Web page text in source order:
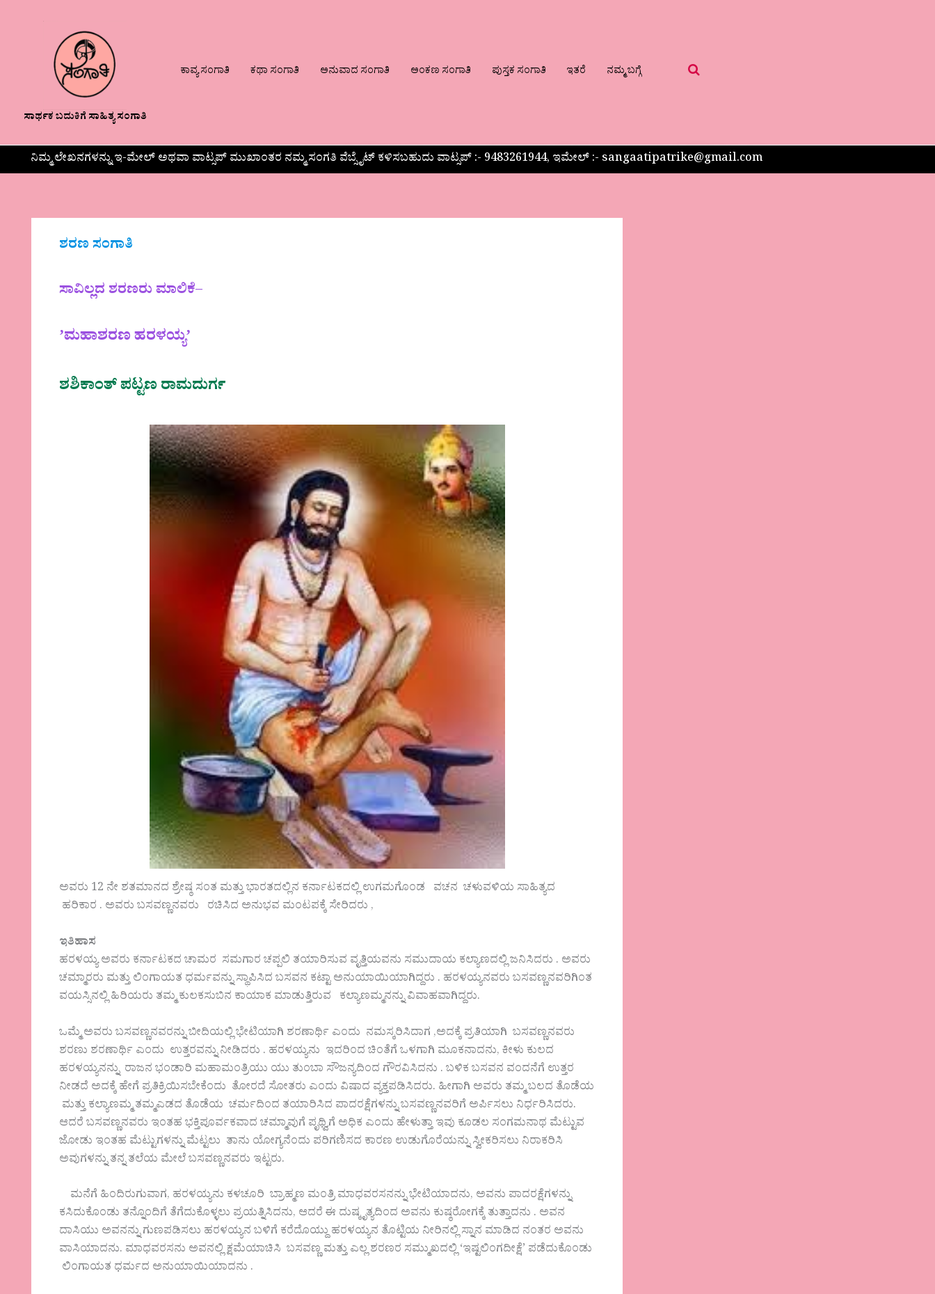
ಸಾರ್ಥಕ ಬದುಕಿಗೆ ಸಾಹಿತ್ಯ ಸಂಗಾತಿ
ಕಾವ್ಯ ಸಂಗಾತಿ ಕಥಾ ಸಂಗಾತಿ ಅನುವಾದ ಸಂಗಾತಿ ಅಂಕಣ ಸಂಗಾತಿ ಪುಸ್ತಕ ಸಂಗಾತಿ ಇತರೆ ನಮ್ಮ ಬಗ್ಗೆ
ನಿಮ್ಮ ಲೇಖನಗಳನ್ನು ಇ-ಮೇಲ್ ಅಥವಾ ವಾಟ್ಸಪ್ ಮುಖಾಂತರ ನಮ್ಮ ಸಂಗತಿ ವೆಬ್ಸೈಟ್ ಕಳಿಸಬಹುದು ವಾಟ್ಸಪ್‌ :- 9483261944, ಇಮೇಲ್ :- sangaatipatrike@gmail.com
ಶರಣ ಸಂಗಾತಿ
ಸಾವಿಲ್ಲದ ಶರಣರು ಮಾಲಿಕೆ–
ʼಮಹಾಶರಣ ಹರಳಯ್ಯʼ
ಶಶಿಕಾಂತ್‌ ಪಟ್ಟಣ ರಾಮದುರ್ಗ
ಅವರು 12 ನೇ ಶತಮಾನದ ಶ್ರೇಷ್ಠ ಸಂತ ಮತ್ತು ಭಾರತದಲ್ಲಿನ ಕರ್ನಾಟಕದಲ್ಲಿ ಉಗಮಗೊಂಡ ವಚನ ಚಳುವಳಿಯ ಸಾಹಿತ್ಯದ
ಹರಿಕಾರ . ಅವರು ಬಸವಣ್ಣನವರು ರಚಿಸಿದ ಅನುಭವ ಮಂಟಪಕ್ಕೆ ಸೇರಿದರು ,
ಇತಿಹಾಸ
ಹರಳಯ್ಯ ಅವರು ಕರ್ನಾಟಕದ ಚಾಮರ ಸಮಗಾರ ಚಪ್ಪಲಿ ತಯಾರಿಸುವ ವೃತ್ತಿಯವನು ಸಮುದಾಯ ಕಲ್ಯಾಣದಲ್ಲಿ ಜನಿಸಿದರು . ಅವರು
ಚಮ್ಮಾರರು ಮತ್ತು ಲಿಂಗಾಯತ ಧರ್ಮವನ್ನು ಸ್ಥಾಪಿಸಿದ ಬಸವನ ಕಟ್ಟಾ ಅನುಯಾಯಿಯಾಗಿದ್ದರು . ಹರಳಯ್ಯನವರು ಬಸವಣ್ಣನವರಿಗಿಂತ
ವಯಸ್ಸಿನಲ್ಲಿ ಹಿರಿಯರು ತಮ್ಮ ಕುಲಕಸುಬಿನ ಕಾಯಾಕ ಮಾಡುತ್ತಿರುವ ಕಲ್ಯಾಣಮ್ಮನನ್ನು ವಿವಾಹವಾಗಿದ್ದರು.
ಒಮ್ಮೆ ಅವರು ಬಸವಣ್ಣನವರನ್ನು ಬೀದಿಯಲ್ಲಿ ಭೇಟಿಯಾಗಿ ಶರಣಾರ್ಥಿ ಎಂದು ನಮಸ್ಕರಿಸಿದಾಗ ,ಅದಕ್ಕೆ ಪ್ರತಿಯಾಗಿ ಬಸವಣ್ಣನವರು
ಶರಣು ಶರಣಾರ್ಥಿ ಎಂದು ಉತ್ತರವನ್ನು ನೀಡಿದರು . ಹರಳಯ್ಯನು ಇದರಿಂದ ಚಿಂತೆಗೆ ಒಳಗಾಗಿ ಮೂಕನಾದನು, ಕೀಳು ಕುಲದ
ಹರಳಯ್ಯನನ್ನು ರಾಜನ ಭಂಡಾರಿ ಮಹಾಮಂತ್ರಿಯು ಯು ತುಂಬಾ ಸೌಜನ್ಯದಿಂದ ಗೌರವಿಸಿದನು . ಬಳಿಕ ಬಸವನ ವಂದನೆಗೆ ಉತ್ತರ
ನೀಡದೆ ಅದಕ್ಕೆ ಹೇಗೆ ಪ್ರತಿಕ್ರಿಯಿಸಬೇಕೆಂದು ತೋರದೆ ಸೋತರು ಎಂದು ವಿಷಾದ ವ್ಯಕ್ತಪಡಿಸಿದರು. ಹೀಗಾಗಿ ಅವರು ತಮ್ಮ ಬಲದ ತೊಡೆಯ
ಮತ್ತು ಕಲ್ಯಾಣಮ್ಮ ತಮ್ಮಎಡದ ತೊಡೆಯ ಚರ್ಮದಿಂದ ತಯಾರಿಸಿದ ಪಾದರಕ್ಷೆಗಳನ್ನು ಬಸವಣ್ಣನವರಿಗೆ ಅರ್ಪಿಸಲು ನಿರ್ಧರಿಸಿದರು.
ಆದರೆ ಬಸವಣ್ಣನವರು ಇಂತಹ ಭಕ್ತಿಪೂರ್ವಕವಾದ ಚಮ್ಮಾವುಗೆ ಪೃಥ್ವಿಗೆ ಅಧಿಕ ಎಂದು ಹೇಳುತ್ತಾ ಇವು ಕೂಡಲ ಸಂಗಮನಾಥ ಮೆಟ್ಟುವ
ಜೋಡು ಇಂತಹ ಮೆಟ್ಟುಗಳನ್ನು ಮೆಟ್ಟಲು ತಾನು ಯೋಗ್ಯನೆಂದು ಪರಿಗಣಿಸದ ಕಾರಣ ಉಡುಗೊರೆಯನ್ನು ಸ್ವೀಕರಿಸಲು ನಿರಾಕರಿಸಿ
ಅವುಗಳನ್ನು ತನ್ನ ತಲೆಯ ಮೇಲೆ ಬಸವಣ್ಣನವರು ಇಟ್ಟರು.
ಮನೆಗೆ ಹಿಂದಿರುಗುವಾಗ, ಹರಳಯ್ಯನು ಕಳಚೂರಿ ಬ್ರಾಹ್ಮಣ ಮಂತ್ರಿ ಮಾಧವರಸನನ್ನು ಭೇಟಿಯಾದನು, ಅವನು ಪಾದರಕ್ಷೆಗಳನ್ನು
ಕಸಿದುಕೊಂಡು ತನ್ನೊಂದಿಗೆ ತೆಗೆದುಕೊಳ್ಳಲು ಪ್ರಯತ್ನಿಸಿದನು, ಆದರೆ ಈ ದುಷ್ಕೃತ್ಯದಿಂದ ಅವನು ಕುಷ್ಠರೋಗಕ್ಕೆ ತುತ್ತಾದನು . ಅವನ
ದಾಸಿಯು ಅವನನ್ನು ಗುಣಪಡಿಸಲು ಹರಳಯ್ಯನ ಬಳಿಗೆ ಕರೆದೊಯ್ದು ಹರಳಯ್ಯನ ತೊಟ್ಟಿಯ ನೀರಿನಲ್ಲಿ ಸ್ನಾನ ಮಾಡಿದ ನಂತರ ಅವನು
ವಾಸಿಯಾದನು. ಮಾಧವರಸನು ಅವನಲ್ಲಿ ಕ್ಷಮೆಯಾಚಿಸಿ ಬಸವಣ್ಣ ಮತ್ತು ಎಲ್ಲ ಶರಣರ ಸಮ್ಮುಖದಲ್ಲಿ ‘ಇಷ್ಟಲಿಂಗದೀಕ್ಷೆ’ ಪಡೆದುಕೊಂಡು
ಲಿಂಗಾಯತ ಧರ್ಮದ ಅನುಯಾಯಿಯಾದನು .